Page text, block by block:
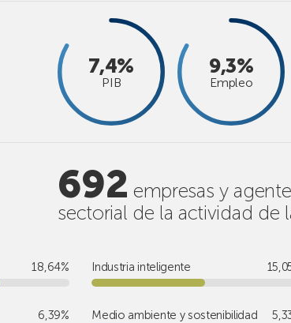
7,4%
PIB
9,3%
Empleo
692 empresas y
sectorial de la actividad de
18,64% Industria inteligente
6,39% Medio ambiente y sostenibilidad